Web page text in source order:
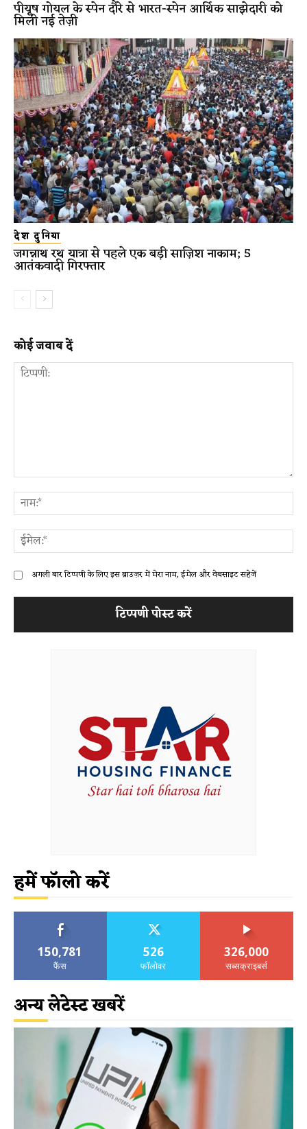
पीयूष गोयल के स्पेन दौरे से भारत-स्पेन आर्थिक साझेदारी को
मिली नई तेज़ी
देश दुनिया
जगन्नाथ रथ यात्रा से पहले एक बड़ी साज़िश नाकाम; 5
आतंकवादी गिरफ्तार
कोई जवाब दें
अगली बार टिप्पणी के लिए इस ब्राउज़र में मेरा नाम, ईमेल और वेबसाइट सहेजें
हमें फॉलो करें
150,781
फैंस
526
फॉलोवर
326,000
सब्सक्राइबर्स
अन्य लेटेस्ट खबरें